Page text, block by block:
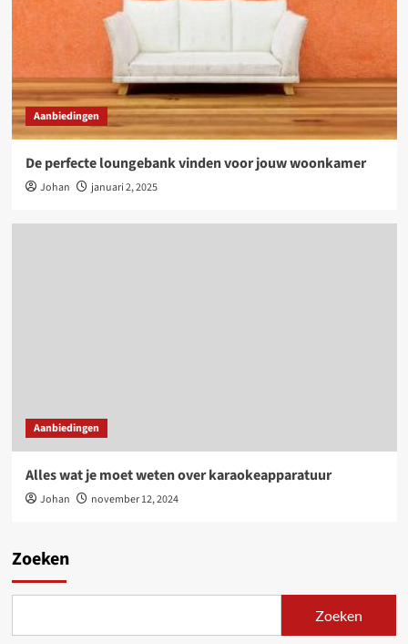
Aanbiedingen
De perfecte loungebank vinden voor jouw woonkamer
Johan januari 2, 2025
Aanbiedingen
Alles wat je moet weten over karaokeapparatuur
Johan november 12, 2024
Zoeken
Zoeken